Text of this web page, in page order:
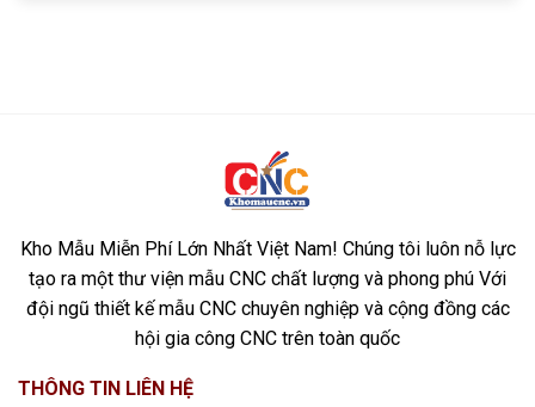
Kho Mẫu Miễn Phí Lớn Nhất Việt Nam! Chúng tôi luôn nỗ lực
tạo ra một thư viện mẫu CNC chất lượng và phong phú Với
đội ngũ thiết kế mẫu CNC chuyên nghiệp và cộng đồng các
hội gia công CNC trên toàn quốc
THÔNG TIN LIÊN HỆ